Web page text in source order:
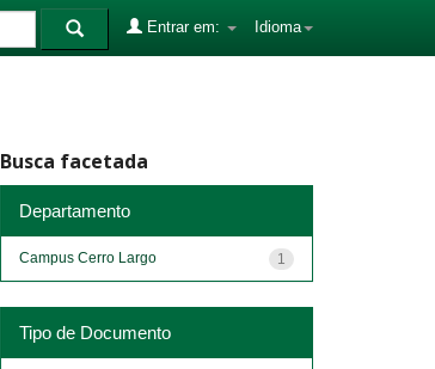
Idioma
Entrar em:
Busca facetada
Departamento
1
Campus Cerro Largo
Tipo de Documento